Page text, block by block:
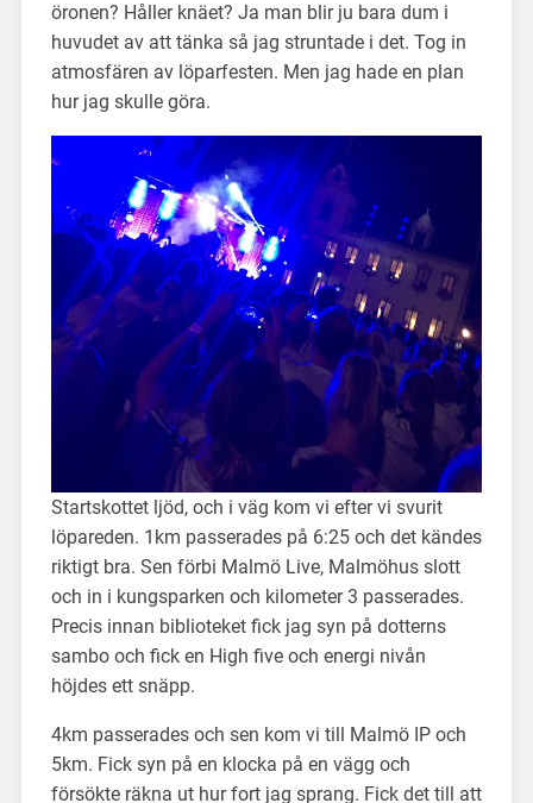
öronen? Håller knäet? Ja man blir ju bara dum i
huvudet av att tänka så jag struntade i det. Tog in
atmosfären av löparfesten. Men jag hade en plan
hur jag skulle göra.
Startskottet ljöd, och i väg kom vi efter vi svurit
löpareden. 1km passerades på 6:25 och det kändes
riktigt bra. Sen förbi Malmö Live, Malmöhus slott
och in i kungsparken och kilometer 3 passerades.
Precis innan biblioteket fick jag syn på dotterns
sambo och fick en High five och energi nivån
höjdes ett snäpp.
4km passerades och sen kom vi till Malmö IP och
5km. Fick syn på en klocka på en vägg och
försökte räkna ut hur fort jag sprang. Fick det till att